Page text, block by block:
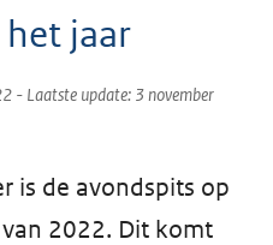
jaar
- Laatste update: 3 november
is de avondspits op
2022. Dit komt